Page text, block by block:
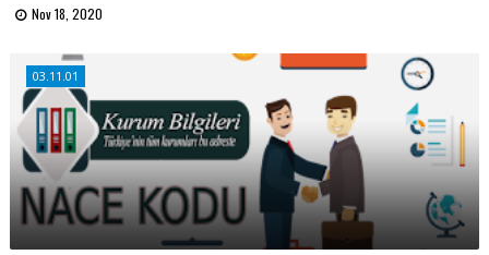
Nov 18, 2020
03.11.01